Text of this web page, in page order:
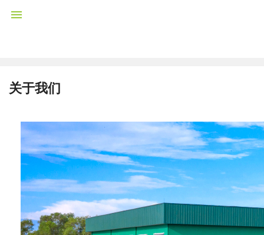

关于我们